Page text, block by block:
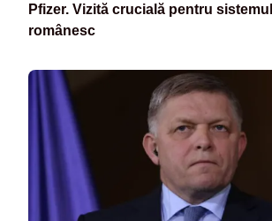
Pfizer. Vizită crucială pentru
românesc